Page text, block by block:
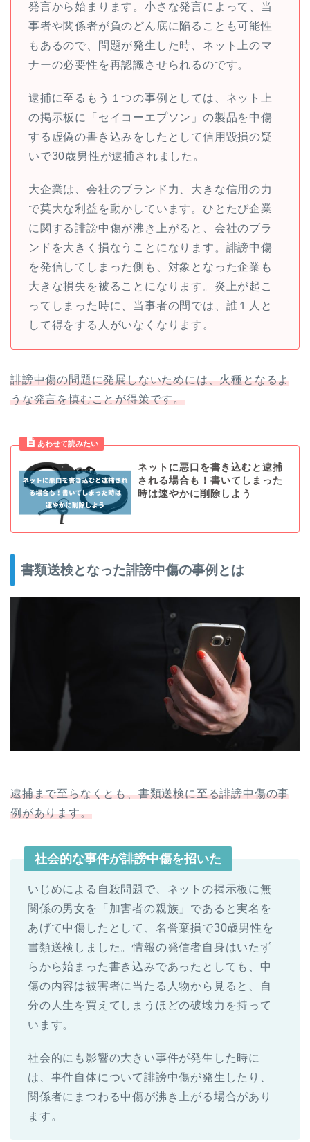
発言から始まります。小さな発言によって、当
事者や関係者が負のどん底に陥ることも可能性
もあるので、問題が発生した時、ネット上のマ
ナーの必要性を再認識させられるのです。
逮捕に至るもう１つの事例としては、ネット上
の掲示板に「セイコーエプソン」の製品を中傷
する虚偽の書き込みをしたとして信用毀損の疑
いで30歳男性が逮捕されました。
大企業は、会社のブランド力、大きな信用の力
で莫大な利益を動かしています。ひとたび企業
に関する誹謗中傷が沸き上がると、会社のブラ
ンドを大きく損なうことになります。誹謗中傷
を発信してしまった側も、対象となった企業も
大きな損失を被ることになります。炎上が起こ
ってしまった時に、当事者の間では、誰１人と
して得をする人がいなくなります。
誹謗中傷の問題に発展しないためには、火種となるよ
うな発言を慎むことが得策です。
ネットに悪口を書き込むと逮捕
される場合も！書いてしまった
時は速やかに削除しよう
書類送検となった誹謗中傷の事例とは
逮捕まで至らなくとも、書類送検に至る誹謗中傷の事
例があります。
社会的な事件が誹謗中傷を招いた
いじめによる自殺問題で、ネットの掲示板に無
関係の男女を「加害者の親族」であると実名を
あげて中傷したとして、名誉棄損で30歳男性を
書類送検しました。情報の発信者自身はいたず
らから始まった書き込みであったとしても、中
傷の内容は被害者に当たる人物から見ると、自
分の人生を買えてしまうほどの破壊力を持って
います。
社会的にも影響の大きい事件が発生した時に
は、事件自体について誹謗中傷が発生したり、
関係者にまつわる中傷が沸き上がる場合があり
ます。